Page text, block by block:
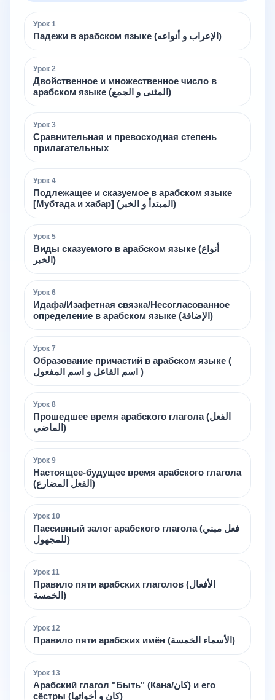
Урок 1
Падежи в арабском языке (الإعراب و أنواعه)
Урок 2
Двойственное и множественное число в
арабском языке (المثنى و الجمع)
Урок 3
Сравнительная и превосходная степень
прилагательных
Урок 4
Подлежащее и сказуемое в арабском языке
[Мубтада и хабар] (المبتدأ و الخبر)
Урок 5
Виды сказуемого в арабском языке (أنواع
الخبر)
Урок 6
Идафа/Изафетная связка/Несогласованное
определение в арабском языке (الإضافة)
Урок 7
Образование причастий в арабском языке (
اسم الفاعل و اسم المفعول )
Урок 8
Прошедшее время арабского глагола (الفعل
الماضي)
Урок 9
Настоящее-будущее время арабского глагола
(الفعل المضارع)
Урок 10
Пассивный залог арабского глагола (فعل مبني
للمجهول)
Урок 11
Правило пяти арабских глаголов (الأفعال
الخمسة)
Урок 12
Правило пяти арабских имён (الأسماء الخمسة)
Урок 13
Арабский глагол "Быть" (Кана/كان) и его
сёстры (كان و أخواتها)